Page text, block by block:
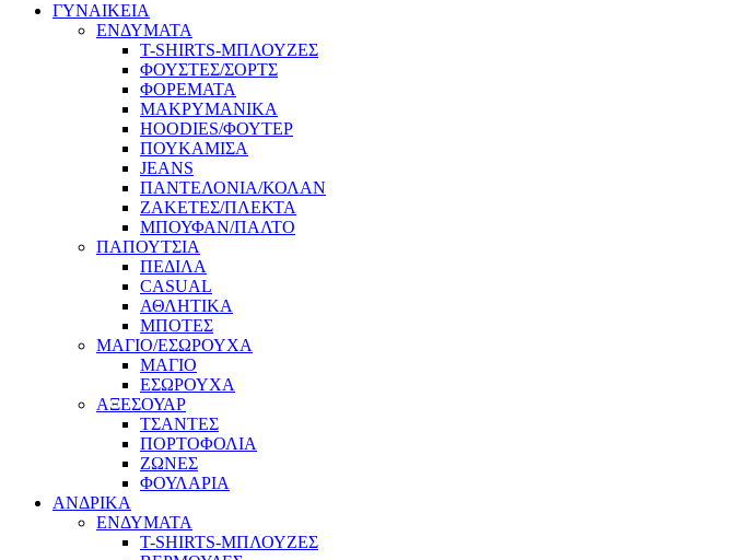
ΓΥΝΑΙΚΕΙΑ
ΕΝΔΥΜΑΤΑ
T-SHIRTS-ΜΠΛΟΥΖΕΣ
ΦΟΥΣΤΕΣ/ΣΟΡΤΣ
ΦΟΡΕΜΑΤΑ
ΜΑΚΡΥΜΑΝΙΚΑ
HOODIES/ΦΟΥΤΕΡ
ΠΟΥΚΑΜΙΣΑ
JEANS
ΠΑΝΤΕΛΟΝΙΑ/ΚΟΛΑΝ
ΖΑΚΕΤΕΣ/ΠΛΕΚΤΑ
ΜΠΟΥΦΑΝ/ΠΑΛΤΟ
ΠΑΠΟΥΤΣΙΑ
ΠΕΔΙΛΑ
CASUAL
ΑΘΛΗΤΙΚΑ
ΜΠΟΤΕΣ
ΜΑΓΙΟ/ΕΣΩΡΟΥΧΑ
ΜΑΓΙΟ
ΕΣΩΡΟΥΧΑ
ΑΞΕΣΟΥΑΡ
ΤΣΑΝΤΕΣ
ΠΟΡΤΟΦΟΛΙΑ
ΖΩΝΕΣ
ΦΟΥΛΑΡΙΑ
ΑΝΔΡΙΚΑ
ΕΝΔΥΜΑΤΑ
T-SHIRTS-ΜΠΛΟΥΖΕΣ